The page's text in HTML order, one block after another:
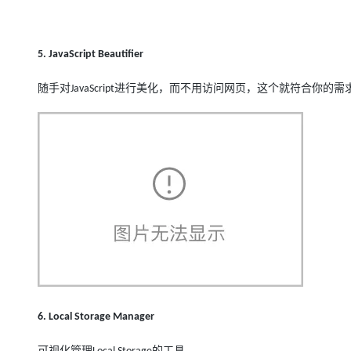
5. JavaScript Beautifier
随手对JavaScript进行美化，而不用访问网页，这个就符合你的需
6. Local Storage Manager